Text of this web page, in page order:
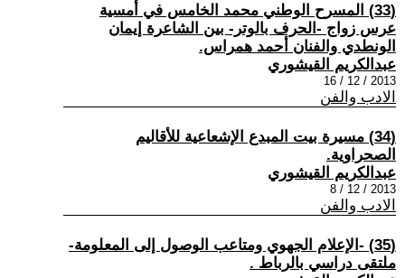
(33) المسرح الوطني محمد الخامس في أمسية
عرس زواج -الحرف بالوتر- بين الشاعرة إيمان
الونطدي والفنان أحمد همراس.
عبدالكريم القيشوري
2013 / 12 / 16
الادب والفن
(34) مسيرة بيت المبدع الإشعاعية للأقاليم
الصحراوية.
عبدالكريم القيشوري
2013 / 12 / 8
الادب والفن
(35) -الإعلام الجهوي ومتاعب الوصول إلى المعلومة-
ملتقى دراسي بالرباط .